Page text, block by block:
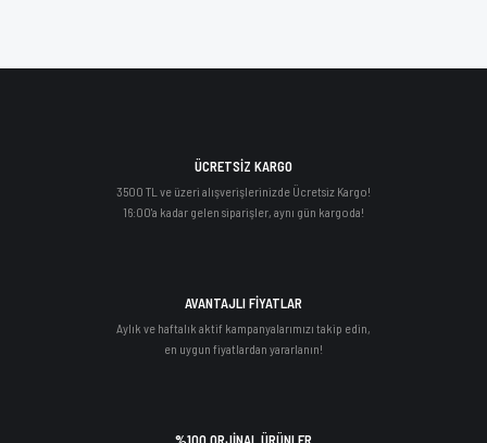
ÜCRETSİZ KARGO
3500 TL ve üzeri alışverişlerinizde Ücretsiz Kargo!
16:00'a kadar gelen siparişler, aynı gün kargoda!
AVANTAJLI FİYATLAR
Aylık ve haftalık aktif kampanyalarımızı takip edin,
en uygun fiyatlardan yararlanın!